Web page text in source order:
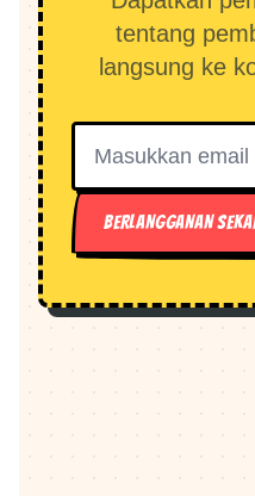
tentang
langsung ke
BERLANGGANAN